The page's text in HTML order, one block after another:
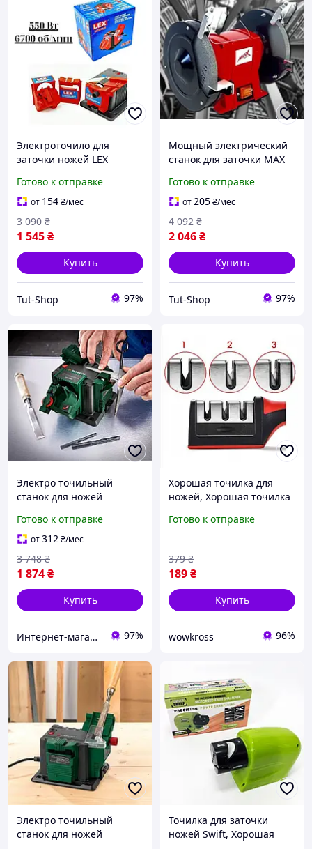
Электроточило для
заточки ножей LEX
заточки
профессиональных
ножниц Бытовое точило
Готово к отправке
от 154₴/мес
1 545₴
3 090 ₴
Купить
Tut-Shop 97%
Мощный электрический
станок для заточки MAX
для затачивания Бытовое
точило
Готово к отправке
от205₴/мес
2 046₴
4 092 ₴
Купить
Tut-Shop 97%
Электро точильный
станок для ножей
Аппарат для заточки
ножей, PHN Готово к
отправке
Готово к отправке
от312₴/мес
1 874₴
3 748 ₴
Купить
Интернет-магазин "АТМ" 97%
Хорошая точилка для
ножей, Хорошая точилка
Бытовая электроточилка
Готово к отправке
189₴
379 ₴
Купить
wowkross 96%
Электро точильный
станок для ножей
Точилка для заточки
ножей Swift, Хорошая